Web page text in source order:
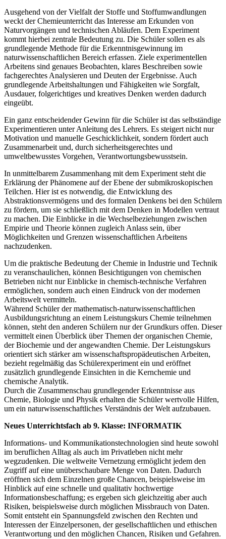
Ausgehend von der Vielfalt der Stoffe und Stoffumwandlungen
weckt der Chemieunterricht das Interesse am Erkunden von
Naturvorgängen und technischen Abläufen. Dem Experiment
kommt hierbei zentrale Bedeutung zu. Die Schüler sollen es als
grundlegende Methode für die Erkenntnisgewinnung im
naturwissenschaftlichen Bereich erfassen. Ziele experimentellen
Arbeitens sind genaues Beobachten, klares Beschreiben sowie
fachgerechtes Analysieren und Deuten der Ergebnisse. Auch
grundlegende Arbeitshaltungen und Fähigkeiten wie Sorgfalt,
Ausdauer, folgerichtiges und kreatives Denken werden dadurch
eingeübt.
Ein ganz entscheidender Gewinn für die Schüler ist das selbständige
Experimentieren unter Anleitung des Lehrers. Es steigert nicht nur
Motivation und manuelle Geschicklichkeit, sondern fördert auch
Zusammenarbeit und, durch sicherheitsgerechtes und
umweltbewusstes Vorgehen, Verantwortungsbewusstsein.
In unmittelbarem Zusammenhang mit dem Experiment steht die
Erklärung der Phänomene auf der Ebene der submikroskopischen
Teilchen. Hier ist es notwendig, die Entwicklung des
Abstraktionsvermögens und des formalen Denkens bei den Schülern
zu fördern, um sie schließlich mit dem Denken in Modellen vertraut
zu machen. Die Einblicke in die Wechselbeziehungen zwischen
Empirie und Theorie können zugleich Anlass sein, über
Möglichkeiten und Grenzen wissenschaftlichen Arbeitens
nachzudenken.
Um die praktische Bedeutung der Chemie in Industrie und Technik
zu veranschaulichen, können Besichtigungen von chemischen
Betrieben nicht nur Einblicke in chemisch-technische Verfahren
ermöglichen, sondern auch einen Eindruck von der modernen
Arbeitswelt vermitteln.
Während Schüler der mathematisch-naturwissenschaftlichen
Ausbildungsrichtung an einem Leistungskurs Chemie teilnehmen
können, steht den anderen Schülern nur der Grundkurs offen. Dieser
vermittelt einen Überblick über Themen der organischen Chemie,
der Biochemie und der angewandten Chemie. Der Leistungskurs
orientiert sich stärker am wissenschaftspropädeutischen Arbeiten,
bezieht regelmäßig das Schülerexperiment ein und eröffnet
zusätzlich grundlegende Einsichten in die Kernchemie und
chemische Analytik.
Durch die Zusammenschau grundlegender Erkenntnisse aus
Chemie, Biologie und Physik erhalten die Schüler wertvolle Hilfen,
um ein naturwissenschaftliches Verständnis der Welt aufzubauen.
Neues Unterrichtsfach ab 9. Klasse: INFORMATIK
Informations- und Kommunikationstechnologien sind heute sowohl
im beruflichen Alltag als auch im Privatleben nicht mehr
wegzudenken. Die weltweite Vernetzung ermöglicht jedem den
Zugriff auf eine unüberschaubare Menge von Daten. Dadurch
eröffnen sich dem Einzelnen große Chancen, beispielsweise im
Hinblick auf eine schnelle und qualitativ hochwertige
Informationsbeschaffung; es ergeben sich gleichzeitig aber auch
Risiken, beispielsweise durch möglichen Missbrauch von Daten.
Somit entsteht ein Spannungsfeld zwischen den Rechten und
Interessen der Einzelpersonen, der gesellschaftlichen und ethischen
Verantwortung und den möglichen Chancen, Risiken und Gefahren.